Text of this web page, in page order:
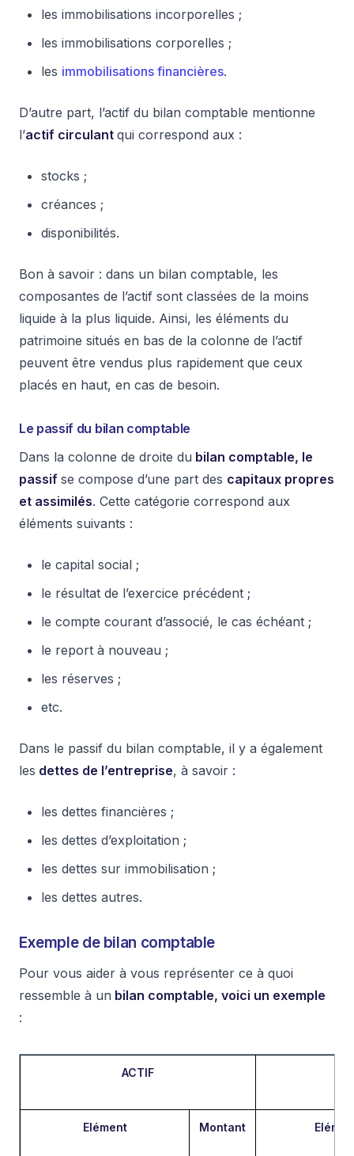
les immobilisations incorporelles ;
les immobilisations corporelles ;
les immobilisations financières.
D’autre part, l’actif du bilan comptable mentionne
l’actif circulant qui correspond aux :
stocks ;
créances ;
disponibilités.
Bon à savoir : dans un bilan comptable, les
composantes de l’actif sont classées de la moins
liquide à la plus liquide. Ainsi, les éléments du
patrimoine situés en bas de la colonne de l’actif
peuvent être vendus plus rapidement que ceux
placés en haut, en cas de besoin.
Le passif du bilan comptable
Dans la colonne de droite du bilan comptable, le
passif se compose d’une part des capitaux propres
et assimilés. Cette catégorie correspond aux
éléments suivants :
le capital social ;
le résultat de l’exercice précédent ;
le compte courant d’associé, le cas échéant ;
le report à nouveau ;
les réserves ;
etc.
Dans le passif du bilan comptable, il y a également
les dettes de l’entreprise, à savoir :
les dettes financières ;
les dettes d’exploitation ;
les dettes sur immobilisation ;
les dettes autres.
Exemple de bilan comptable
Pour vous aider à vous représenter ce à quoi
ressemble à un bilan comptable, voici un exemple
:
ACTIF
Elément Montant